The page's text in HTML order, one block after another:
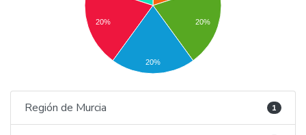
20%
20%
20%
Región de Murcia 1